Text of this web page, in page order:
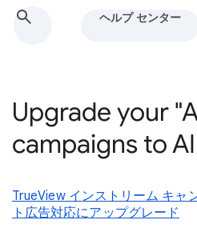
ヘルプ センター
Upgrade your
campaigns to
TrueView インストリーム キャ
ト広告対応にアップグレード